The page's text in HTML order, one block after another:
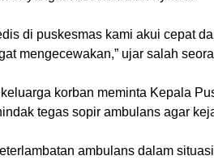
di puskesmas kami akui cepat
mengecewakan,” ujar salah
korban meminta Kepala
tegas sopir ambulans agar
ambulans dalam